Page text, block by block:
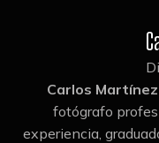
Carlos Martínez
fotógrafo
experiencia,